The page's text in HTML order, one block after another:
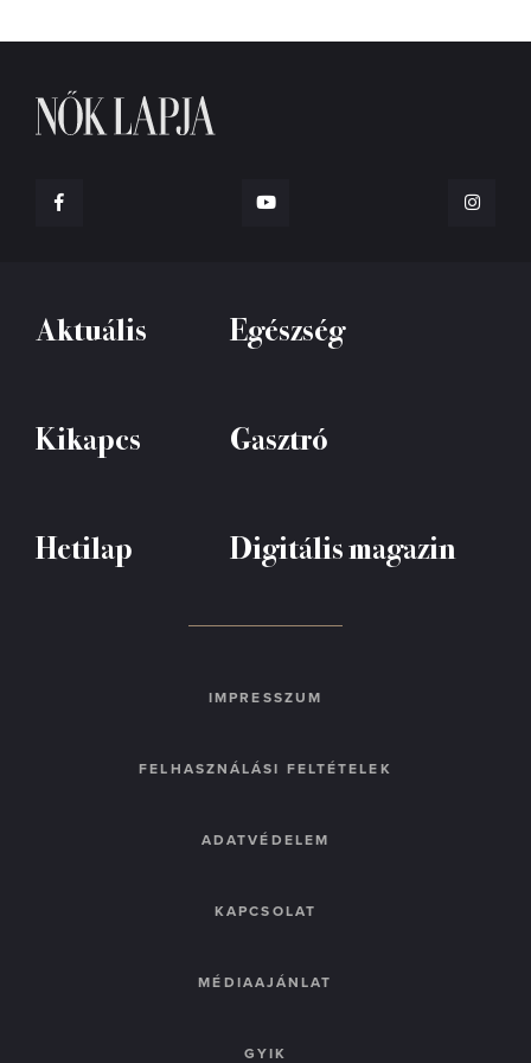
Aktuális Egészség
Kikapcs Gasztró
Hetilap Digitális magazin
IMPRESSZUM
FELHASZNÁLÁSI FELTÉTELEK
ADATVÉDELEM
KAPCSOLAT
MÉDIAAJÁNLAT
GYIK